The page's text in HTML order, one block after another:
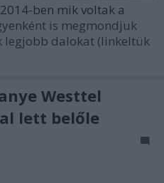
2014-ben mik voltak a
is megmondjuk
legjobb dalokat (linkeltük
Westtel
lett belőle